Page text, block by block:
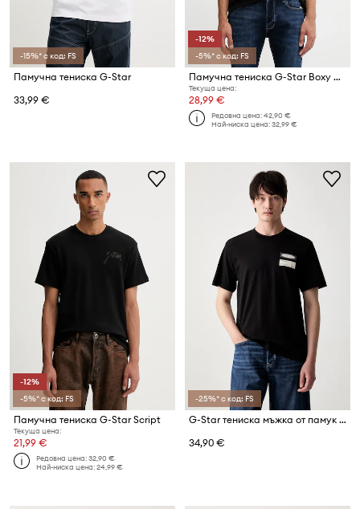
-15%* с код: FS
Памучна тениска G-Star
33,99 €
-12%
-5%* с код: FS
Памучна тениска G-Star Boxy base
Текуща цена:
28,99 €
Редовна цена:42,90 €
Най-ниска цена:32,99 €
-12%
-5%* с код: FS
Памучна тениска G-Star Script
Текуща цена:
21,99 €
Редовна цена:32,90 €
Най-ниска цена:24,99 €
-25%* с код: FS
G-Star тениска мъжка от памук Box globe gr
34,90 €